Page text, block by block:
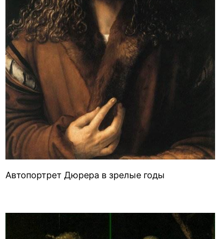
Автопортрет Дюрера в зрелые годы